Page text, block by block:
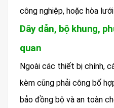
công nghiệp, hoặc hòa
Dây dẫn, bộ khung,
quan
Ngoài các thiết bị chính,
kèm cũng phải công bố
bảo đồng bộ và an toàn